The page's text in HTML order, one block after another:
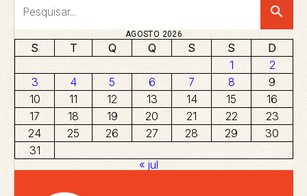
search
AGOSTO 2026
S T Q Q S S
D
1
2
3
4 5 6 7 8
9
10
11 12 13 14 15
16
17
18 19 20 21 22
23
24
25 26 27 28 29
30
31
« jul